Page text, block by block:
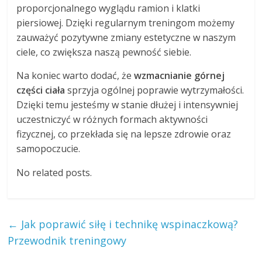
proporcjonalnego wyglądu ramion i klatki
piersiowej. Dzięki regularnym treningom możemy
zauważyć pozytywne zmiany estetyczne w naszym
ciele, co zwiększa naszą pewność siebie.
Na koniec warto dodać, żewzmacnianie górnej
części ciała sprzyja ogólnej poprawie wytrzymałości.
Dzięki temu jesteśmy w stanie dłużej i intensywniej
uczestniczyć w różnych formach aktywności
fizycznej, co przekłada się na lepsze zdrowie oraz
samopoczucie.
No related posts.
← Jak poprawić siłę i technikę wspinaczkową?
Przewodnik treningowy